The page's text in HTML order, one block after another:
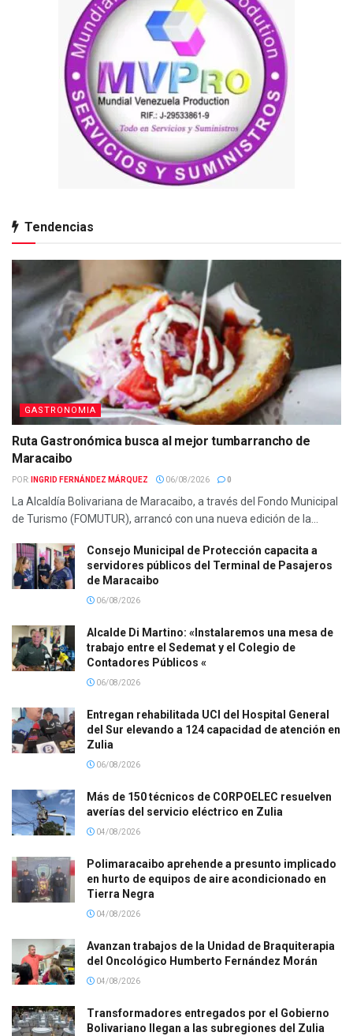
Tendencias
GASTRONOMIA
Ruta Gastronómica busca al mejor tumbarrancho de
Maracaibo
POR: INGRID FERNÁNDEZ MÁRQUEZ 06/08/2026 0
La Alcaldía Bolivariana de Maracaibo, a través del Fondo Municipal
de Turismo (FOMUTUR), arrancó con una nueva edición de la...
Consejo Municipal de Protección capacita a
servidores públicos del Terminal de Pasajeros
de Maracaibo
06/08/2026
Alcalde Di Martino: «Instalaremos una mesa de
trabajo entre el Sedemat y el Colegio de
Contadores Públicos «
06/08/2026
Entregan rehabilitada UCI del Hospital General
del Sur elevando a 124 capacidad de atención en
Zulia
06/08/2026
Más de 150 técnicos de CORPOELEC resuelven
averías del servicio eléctrico en Zulia
04/08/2026
Polimaracaibo aprehende a presunto implicado
en hurto de equipos de aire acondicionado en
Tierra Negra
04/08/2026
Avanzan trabajos de la Unidad de Braquiterapia
del Oncológico Humberto Fernández Morán
04/08/2026
Transformadores entregados por el Gobierno
Bolivariano llegan a las subregiones del Zulia